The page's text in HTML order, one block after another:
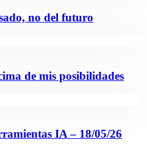
no del futuro
de mis posibilidades
IA – 18/05/26